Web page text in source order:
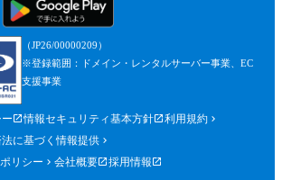
（JP26/00000209）
※登録範囲：ドメイン・レンタルサーバー事業、EC
支援事業
情報セキュリティ基本方針
利用規約
に基づく情報提供
リシー
会社概要 採用情報